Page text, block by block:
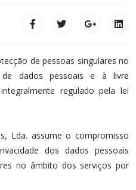
de pessoas singulares no
dados pessoais e à livre
regulado pela lei
Lda. assume o compromisso
dos dados pessoais
no âmbito dos serviços por